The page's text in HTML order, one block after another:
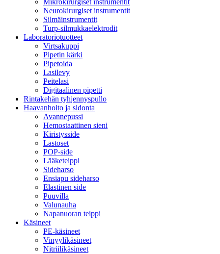
Neurokirurgiset instrumentit
Silmäinstrumentit
Turp-silmukkaelektrodit
Laboratoriotuotteet
Virtsakuppi
Pipetin kärki
Pipetoida
Lasilevy
Peitelasi
Digitaalinen pipetti
Rintakehän tyhjennyspullo
Haavanhoito ja sidonta
Avannepussi
Hemostaattinen sieni
Kiristysside
Lastoset
POP-side
Lääketeippi
Sideharso
Ensiapu sideharso
Elastinen side
Puuvilla
Valunauha
Napanuoran teippi
Käsineet
PE-käsineet
Vinyylikäsineet
Nitriilikäsineet